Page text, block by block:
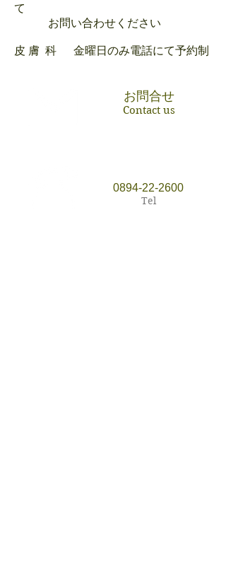
て
お問い合わせください
皮 膚 科 金曜日のみ電話にて予約制
お問合せ
Contact us
0894-22-2600
Tel